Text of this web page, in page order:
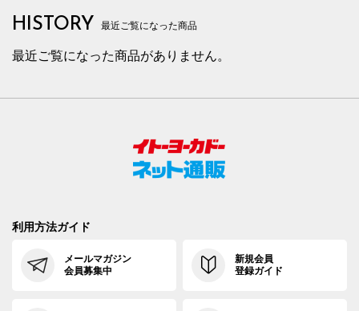
HISTORY 最近ご覧になった商品
最近ご覧になった商品がありません。
利用方法ガイド
メールマガジン
会員募集中
新規会員
登録ガイド